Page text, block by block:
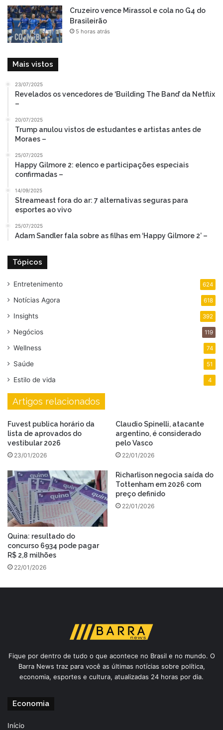
Cruzeiro vence Mirassol e cola no G4 do
Brasileirão
5 horas atrás
Mais vistos
23/07/2025
Revelados os vencedores de ‘Building The Band’ da Netflix
–
20/07/2025
Trump anulou vistos de estudantes e artistas antes de
Moraes –
25/07/2025
Happy Gilmore 2: elenco e participações especiais
confirmadas –
14/09/2025
Streameast fora do ar: 7 alternativas seguras para
esportes ao vivo
25/07/2025
Adam Sandler fala sobre as filhas em ‘Happy Gilmore 2’ –
Tópicos
Entretenimento 624
Notícias Agora 618
Insights 392
Negócios 119
Wellness 74
Saúde 51
Estilo de vida 4
Artigos relacionados
Fuvest publica horário da
lista de aprovados do
vestibular 2026
23/01/2026
Claudio Spinelli, atacante
argentino, é considerado
pelo Vasco
22/01/2026
Quina: resultado do
concurso 6934 pode pagar
R$ 2,8 milhões
22/01/2026
Richarlison negocia saída do
Tottenham em 2026 com
preço definido
22/01/2026
Fique por dentro de tudo o que acontece no Brasil e no mundo. O
Barra News traz para você as últimas notícias sobre política,
economia, esportes e cultura, atualizadas 24 horas por dia.
Economia
Início